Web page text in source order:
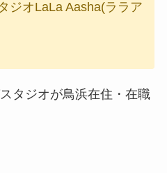
ジオLaLa Aasha(ララア
タジオが鳥浜在住・在職